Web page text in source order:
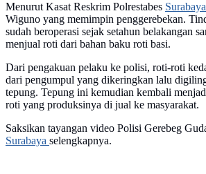
Menurut Kasat Reskrim Polrestabes Surabaya
Wiguno yang memimpin penggerebekan.
sudah beroperasi sejak setahun belakangan
menjual roti dari bahan baku roti basi.
Dari pengakuan pelaku ke polisi, roti-roti
dari pengumpul yang dikeringkan lalu
tepung. Tepung ini kemudian kembali
roti yang produksinya di jual ke masyarakat.
Saksikan tayangan video Polisi Gerebeg
Surabaya selengkapnya.